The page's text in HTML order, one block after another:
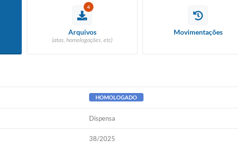
4
Arquivos
(atas, homologações, etc)
Movimentações
HOMOLOGADO
Dispensa
38/2025